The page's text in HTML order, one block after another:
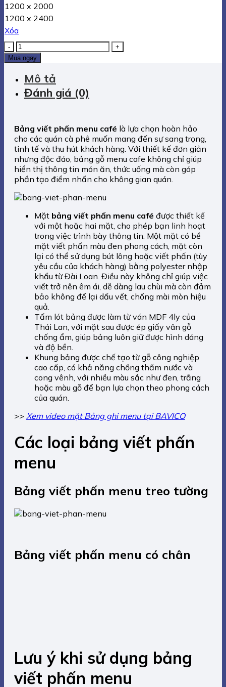
1200 x 2000
1200 x 2400
Xóa
Bảng
viết
phấn
menu
café
số
Mua ngay
Mô tả
Đánh giá (0)
Bảng viết phấn menu café là lựa chọn hoàn hảo
cho các quán cà phê muốn mang đến sự sang trọng,
tinh tế và thu hút khách hàng. Với thiết kế đơn giản
nhưng độc đáo, bảng gỗ menu cafe không chỉ giúp
hiển thị thông tin món ăn, thức uống mà còn góp
phần tạo điểm nhấn cho không gian quán.
Mặt bảng viết phấn menu café được thiết kế
với một hoặc hai mặt, cho phép bạn linh hoạt
trong việc trình bày thông tin. Một mặt có bề
mặt viết phấn màu đen phong cách, mặt còn
lại có thể sử dụng bút lông hoặc viết phấn (tùy
yêu cầu của khách hàng) bằng polyester nhập
khẩu từ Đài Loan. Điều này không chỉ giúp việc
viết trở nên êm ái, dễ dàng lau chùi mà còn đảm
bảo không để lại dấu vết, chống mài mòn hiệu
quả.
Tấm lót bảng được làm từ ván MDF 4ly của
Thái Lan, với mặt sau được ép giấy vân gỗ
chống ẩm, giúp bảng luôn giữ được hình dáng
và độ bền.
Khung bảng được chế tạo từ gỗ công nghiệp
cao cấp, có khả năng chống thấm nước và
cong vênh, với nhiều màu sắc như đen, trắng
hoặc màu gỗ để bạn lựa chọn theo phong cách
của quán.
>> Xem video mặt Bảng ghi menu tại BAVICO
Các loại bảng viết phấn
menu
Bảng viết phấn menu treo tường
Bảng viết phấn menu có chân
Lưu ý khi sử dụng bảng
viết phấn menu